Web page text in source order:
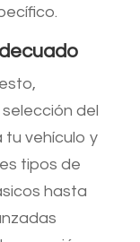
del
vehículo y
tipos de
hasta